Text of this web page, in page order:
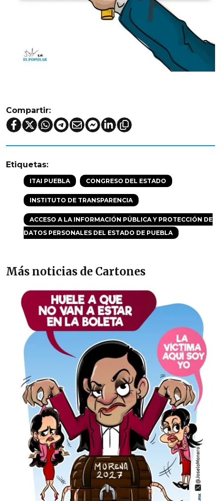
Compartir:
Etiquetas:
ITAI PUEBLA CONGRESO DEL ESTADO
INSTITUTO DE TRANSPARENCIA
ACCESO A LA INFORMACIÓN PÚBLICA Y PROTECCIÓN DE
DATOS PERSONALES DEL ESTADO DE PUEBLA
Más noticias de Cartones